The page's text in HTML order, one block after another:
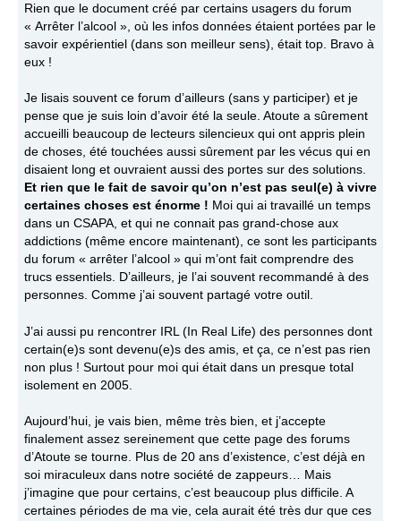
Rien que le document créé par certains usagers du forum
« Arrêter l’alcool », où les infos données étaient portées par le
savoir expérientiel (dans son meilleur sens), était top. Bravo à
eux !
Je lisais souvent ce forum d’ailleurs (sans y participer) et je
pense que je suis loin d’avoir été la seule. Atoute a sûrement
accueilli beaucoup de lecteurs silencieux qui ont appris plein
de choses, été touchées aussi sûrement par les vécus qui en
disaient long et ouvraient aussi des portes sur des solutions.
Et rien que le fait de savoir qu’on n’est pas seul(e) à vivre
certaines choses est énorme ! Moi qui ai travaillé un temps
dans un CSAPA, et qui ne connait pas grand-chose aux
addictions (même encore maintenant), ce sont les participants
du forum « arrêter l’alcool » qui m’ont fait comprendre des
trucs essentiels. D’ailleurs, je l’ai souvent recommandé à des
personnes. Comme j’ai souvent partagé votre outil.
J’ai aussi pu rencontrer IRL (In Real Life) des personnes dont
certain(e)s sont devenu(e)s des amis, et ça, ce n’est pas rien
non plus ! Surtout pour moi qui était dans un presque total
isolement en 2005.
Aujourd’hui, je vais bien, même très bien, et j’accepte
finalement assez sereinement que cette page des forums
d’Atoute se tourne. Plus de 20 ans d’existence, c’est déjà en
soi miraculeux dans notre société de zappeurs… Mais
j’imagine que pour certains, c’est beaucoup plus difficile. A
certaines périodes de ma vie, cela aurait été très dur que ces